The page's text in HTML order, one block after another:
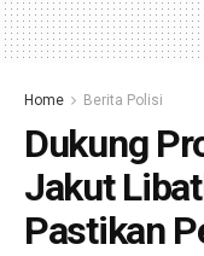
Home Berita Polisi
Dukung
Jakut
Pastikan